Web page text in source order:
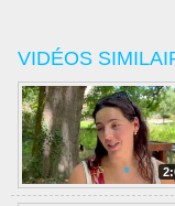
VIDÉOS